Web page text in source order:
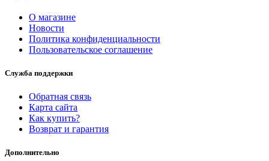
О магазине
Новости
Политика конфиденциальности
Пользовательское соглашение
Служба поддержки
Обратная связь
Карта сайта
Как купить?
Возврат и гарантия
Дополнительно